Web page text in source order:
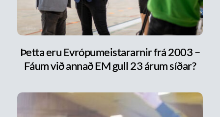
Þetta eru Evrópumeistararnir frá 2003 –
Fáum við annað EM gull 23 árum síðar?